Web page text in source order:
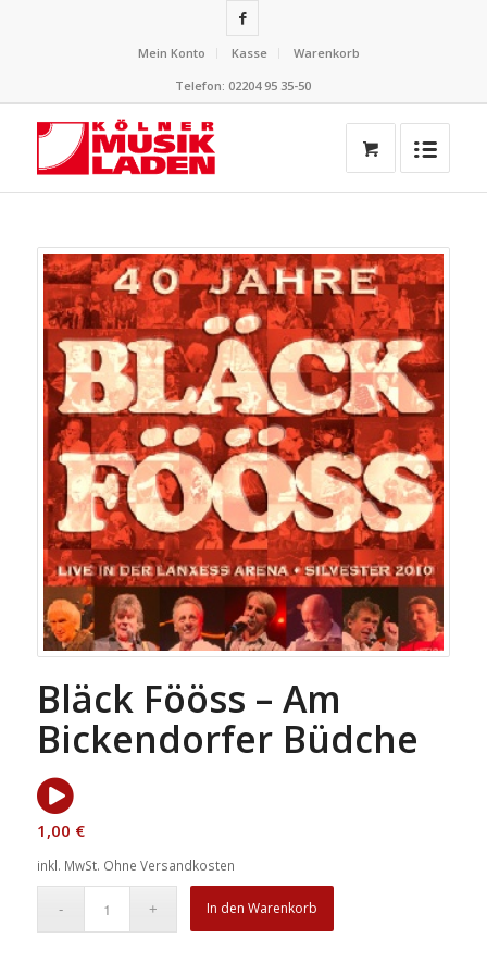
Mein Konto Kasse
Warenkorb
Telefon: 02204 95 35-50
Bläck Fööss – Am
Bickendorfer Büdche
1,00 €
inkl. MwSt. Ohne Versandkosten
In den Warenkorb